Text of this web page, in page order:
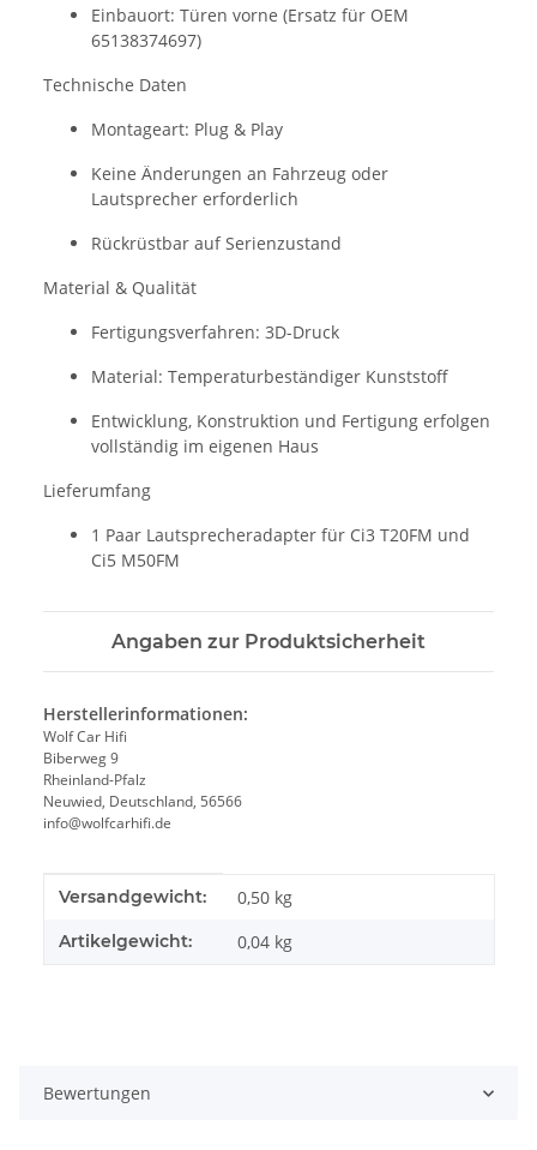
Einbauort: Türen vorne (Ersatz für OEM
65138374697)
Technische Daten
Montageart: Plug & Play
Keine Änderungen an Fahrzeug oder
Lautsprecher erforderlich
Rückrüstbar auf Serienzustand
Material & Qualität
Fertigungsverfahren: 3D-Druck
Material: Temperaturbeständiger Kunststoff
Entwicklung, Konstruktion und Fertigung erfolgen
vollständig im eigenen Haus
Lieferumfang
1 Paar Lautsprecheradapter für Ci3 T20FM und
Ci5 M50FM
Angaben zur Produktsicherheit
Herstellerinformationen:
Wolf Car Hifi
Biberweg 9
Rheinland-Pfalz
Neuwied, Deutschland, 56566
info@wolfcarhifi.de
Produkteigenschaft
Wert
Versandgewicht: 0,50 kg
Artikelgewicht: 0,04 kg
Bewertungen